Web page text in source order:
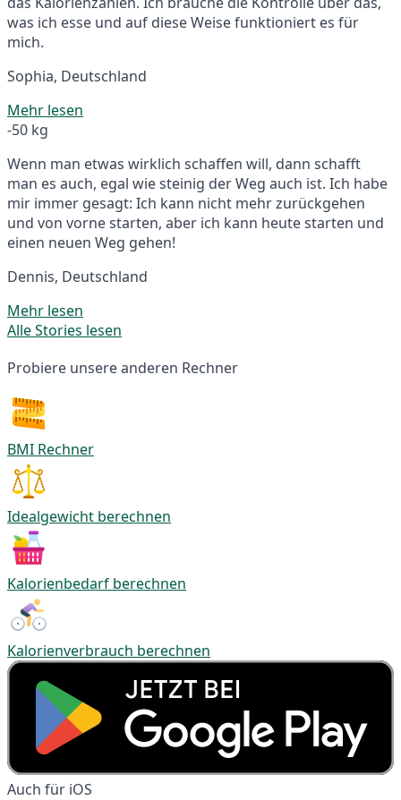
was ich esse und auf diese Weise funktioniert es für
mich.
Sophia, Deutschland
Mehr lesen
-50 kg
Wenn man etwas wirklich schaffen will, dann schafft
man es auch, egal wie steinig der Weg auch ist. Ich habe
mir immer gesagt: Ich kann nicht mehr zurückgehen
und von vorne starten, aber ich kann heute starten und
einen neuen Weg gehen!
Dennis, Deutschland
Mehr lesen
Alle Stories lesen
Probiere unsere anderen Rechner
BMI Rechner
Idealgewicht berechnen
Kalorienbedarf berechnen
Kalorienverbrauch berechnen
Auch für iOS